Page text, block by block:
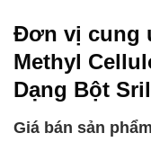
Đơn vị cung
Methyl
Dạng Bột
Giá bán sản